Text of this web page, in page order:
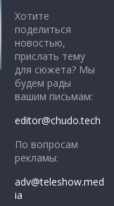
Хотите
поделиться
новостью,
прислать тему
для сюжета? Мы
будем рады
вашим письмам:
editor@chudo.tech
По вопросам
рекламы:
adv@teleshow.med
ia